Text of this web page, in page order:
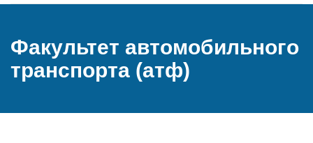
Факультет автомобильного
транспорта (атф)